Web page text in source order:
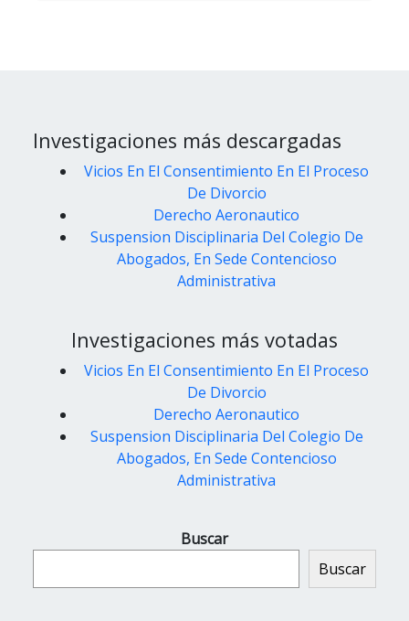
Investigaciones más descargadas
Vicios En El Consentimiento En El Proceso
De Divorcio
Derecho Aeronautico
Suspension Disciplinaria Del Colegio De
Abogados, En Sede Contencioso
Administrativa
Investigaciones más votadas
Vicios En El Consentimiento En El Proceso
De Divorcio
Derecho Aeronautico
Suspension Disciplinaria Del Colegio De
Abogados, En Sede Contencioso
Administrativa
Buscar
Buscar